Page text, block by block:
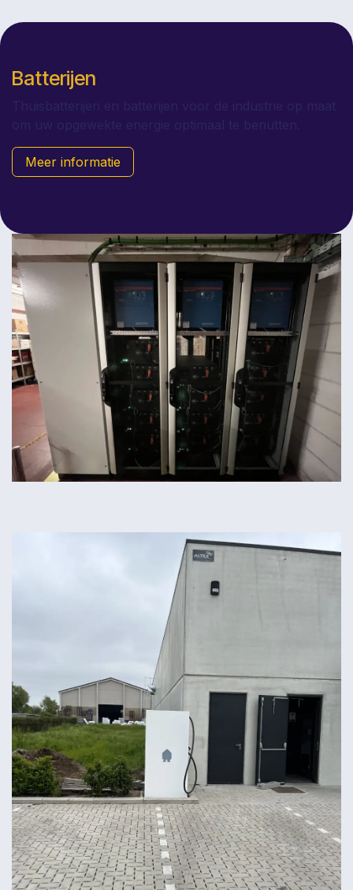
Batterijen
Meer informatie